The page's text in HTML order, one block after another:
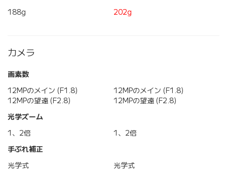
188g
202g
カメラ
画素数
12MPのメイン (F1.8)
12MPの望遠 (F2.8)
12MPのメイン (F1.8)
12MPの望遠 (F2.8)
光学ズーム
1、2倍
1、2倍
手ぶれ補正
光学式
光学式